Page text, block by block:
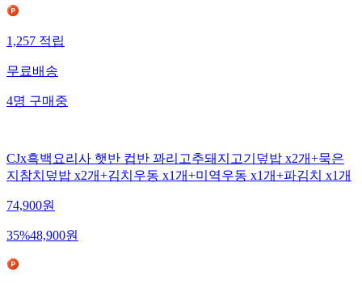
1,257적립
무료배송
4명구매중
CJx흑백요리사 햇반 컵반 꽈리고추돼지고기덮밥 x2개+묵은
지참치덮밥 x2개+김치우동 x1개+미역우동 x1개+파김치 x1개
74,900원
35%48,900원